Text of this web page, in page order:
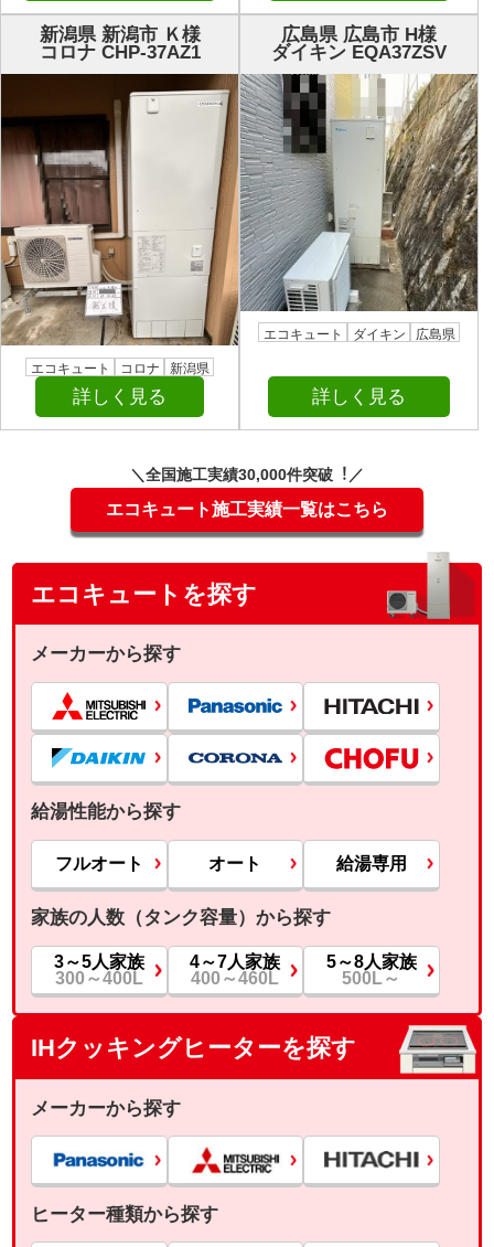
新潟県 新潟市 Ｋ様
コロナ CHP-37AZ1
エコキュート コロナ 新潟県
詳しく見る
広島県 広島市 H様
ダイキン EQA37ZSV
エコキュート ダイキン 広島県
詳しく見る
＼全国施⼯実績30,000件突破︕／
エコキュート施工実績一覧はこちら
エコキュートを探す
メーカーから探す
給湯性能から探す
フルオート オート 給湯専用
家族の人数（タンク容量）から探す
3～5人家族
300～400L
4～7人家族
400～460L
5～8人家族
500L～
IHクッキングヒーターを探す
メーカーから探す
ヒーター種類から探す